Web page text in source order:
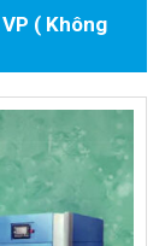
( Không